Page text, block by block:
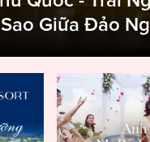
Giữa Đảo